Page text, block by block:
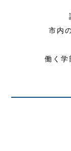
市内
働く学